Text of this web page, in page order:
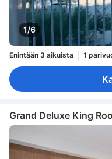
1/6
Enintään 3 aikuista 1
Grand Deluxe King